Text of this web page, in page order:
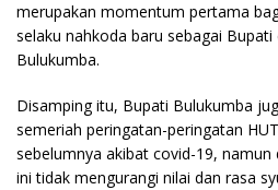
merupakan momentum pertama
selaku nahkoda baru sebagai Bupati
Bulukumba.
Disamping itu, Bupati Bulukumba
semeriah peringatan-peringatan
sebelumnya akibat covid-19,
ini tidak mengurangi nilai dan rasa